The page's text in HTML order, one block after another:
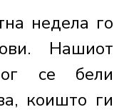
недела го
Нашиот
се бели
коишто ги